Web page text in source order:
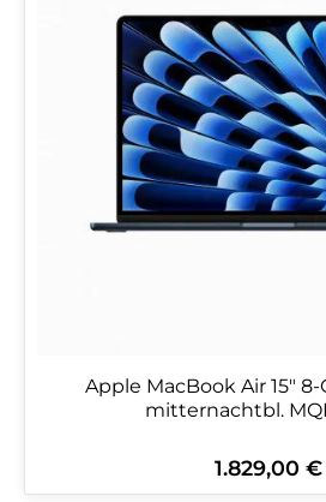
Apple MacBook Air 15" 8-
mitternachtbl.
Regulärer Preis:
1.829,00 €